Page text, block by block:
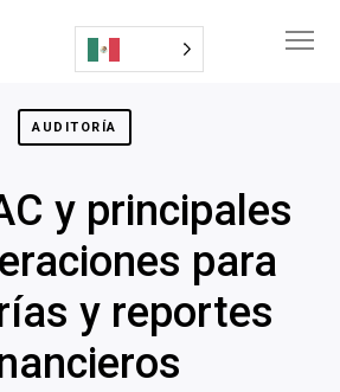
AUDITORÍA
y principales
para
y reportes